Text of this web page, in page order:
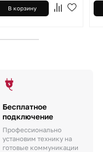
В корзину
Бесплатное
подключение
Профессионально
установим технику на
готовые коммуникации